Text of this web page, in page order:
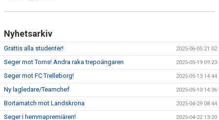
Nyhetsarkiv
Grattis alla studenter! 2025-06-05 21:02
Seger mot Torns! Andra raka trepoängaren 2025-05-19 09:23
Seger mot FC Trelleborg! 2025-05-13 14:44
Ny lagledare/Teamchef 2025-05-13 14:36
Bortamatch mot Landskrona 2025-04-29 08:44
Seger i hemmapremiären! 2025-04-22 13:20